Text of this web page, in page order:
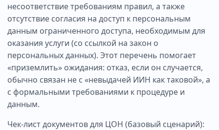
несоответствие требованиям правил, а также
отсутствие согласия на доступ к персональным
данным ограниченного доступа, необходимым для
оказания услуги (со ссылкой на закон о
персональных данных). Этот перечень помогает
«приземлить» ожидания: отказ, если он случается,
обычно связан не с «невыдачей ИИН как таковой», а
с формальными требованиями к процедуре и
данным.
Чек‑лист документов для ЦОН (базовый сценарий):